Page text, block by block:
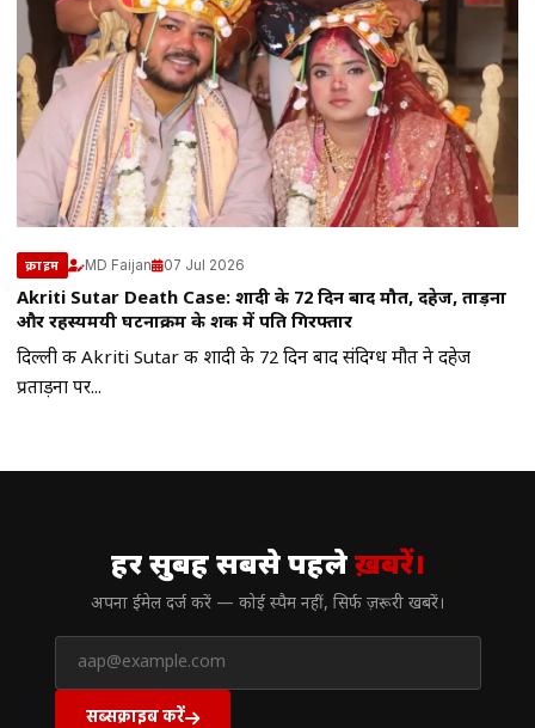
क्राइम MD Faijan 07 Jul 2026
Akriti Sutar Death Case: शादी के 72 दिन बाद मौत, दहेज, प्रताड़ना
और रहस्यमयी घटनाक्रम के शक में पति गिरफ्तार
दिल्ली की Akriti Sutar की शादी के 72 दिन बाद संदिग्ध मौत ने दहेज
प्रताड़ना पर...
हर सुबह सबसे पहलेख़बरें।
अपना ईमेल दर्ज करें — कोई स्पैम नहीं, सिर्फ ज़रूरी खबरें।
सब्सक्राइब करें